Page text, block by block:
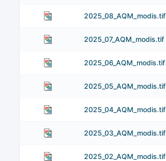
2025_08_AQM_modis.tif
2025_07_AQM_modis.tif
2025_06_AQM_modis.tif
2025_05_AQM_modis.tif
2025_04_AQM_modis.tif
2025_03_AQM_modis.tif
2025_02_AQM_modis.tif